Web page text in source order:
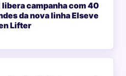
libera campanha com 40
da nova linha Elseve
Lifter